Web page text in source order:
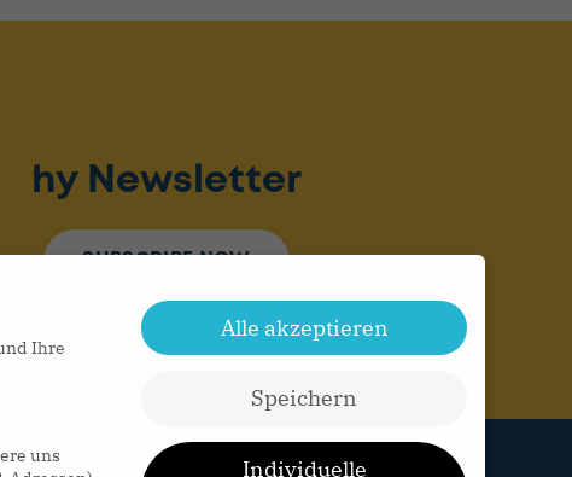
hy Newsletter
SUBSCRIBE NOW
Ihre
uns
Alle akzeptieren
Speichern
Individuelle